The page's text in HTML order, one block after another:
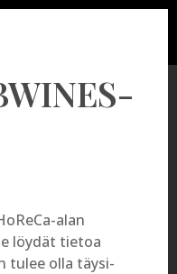
alan
löydät tietoa
tulee olla täysi-